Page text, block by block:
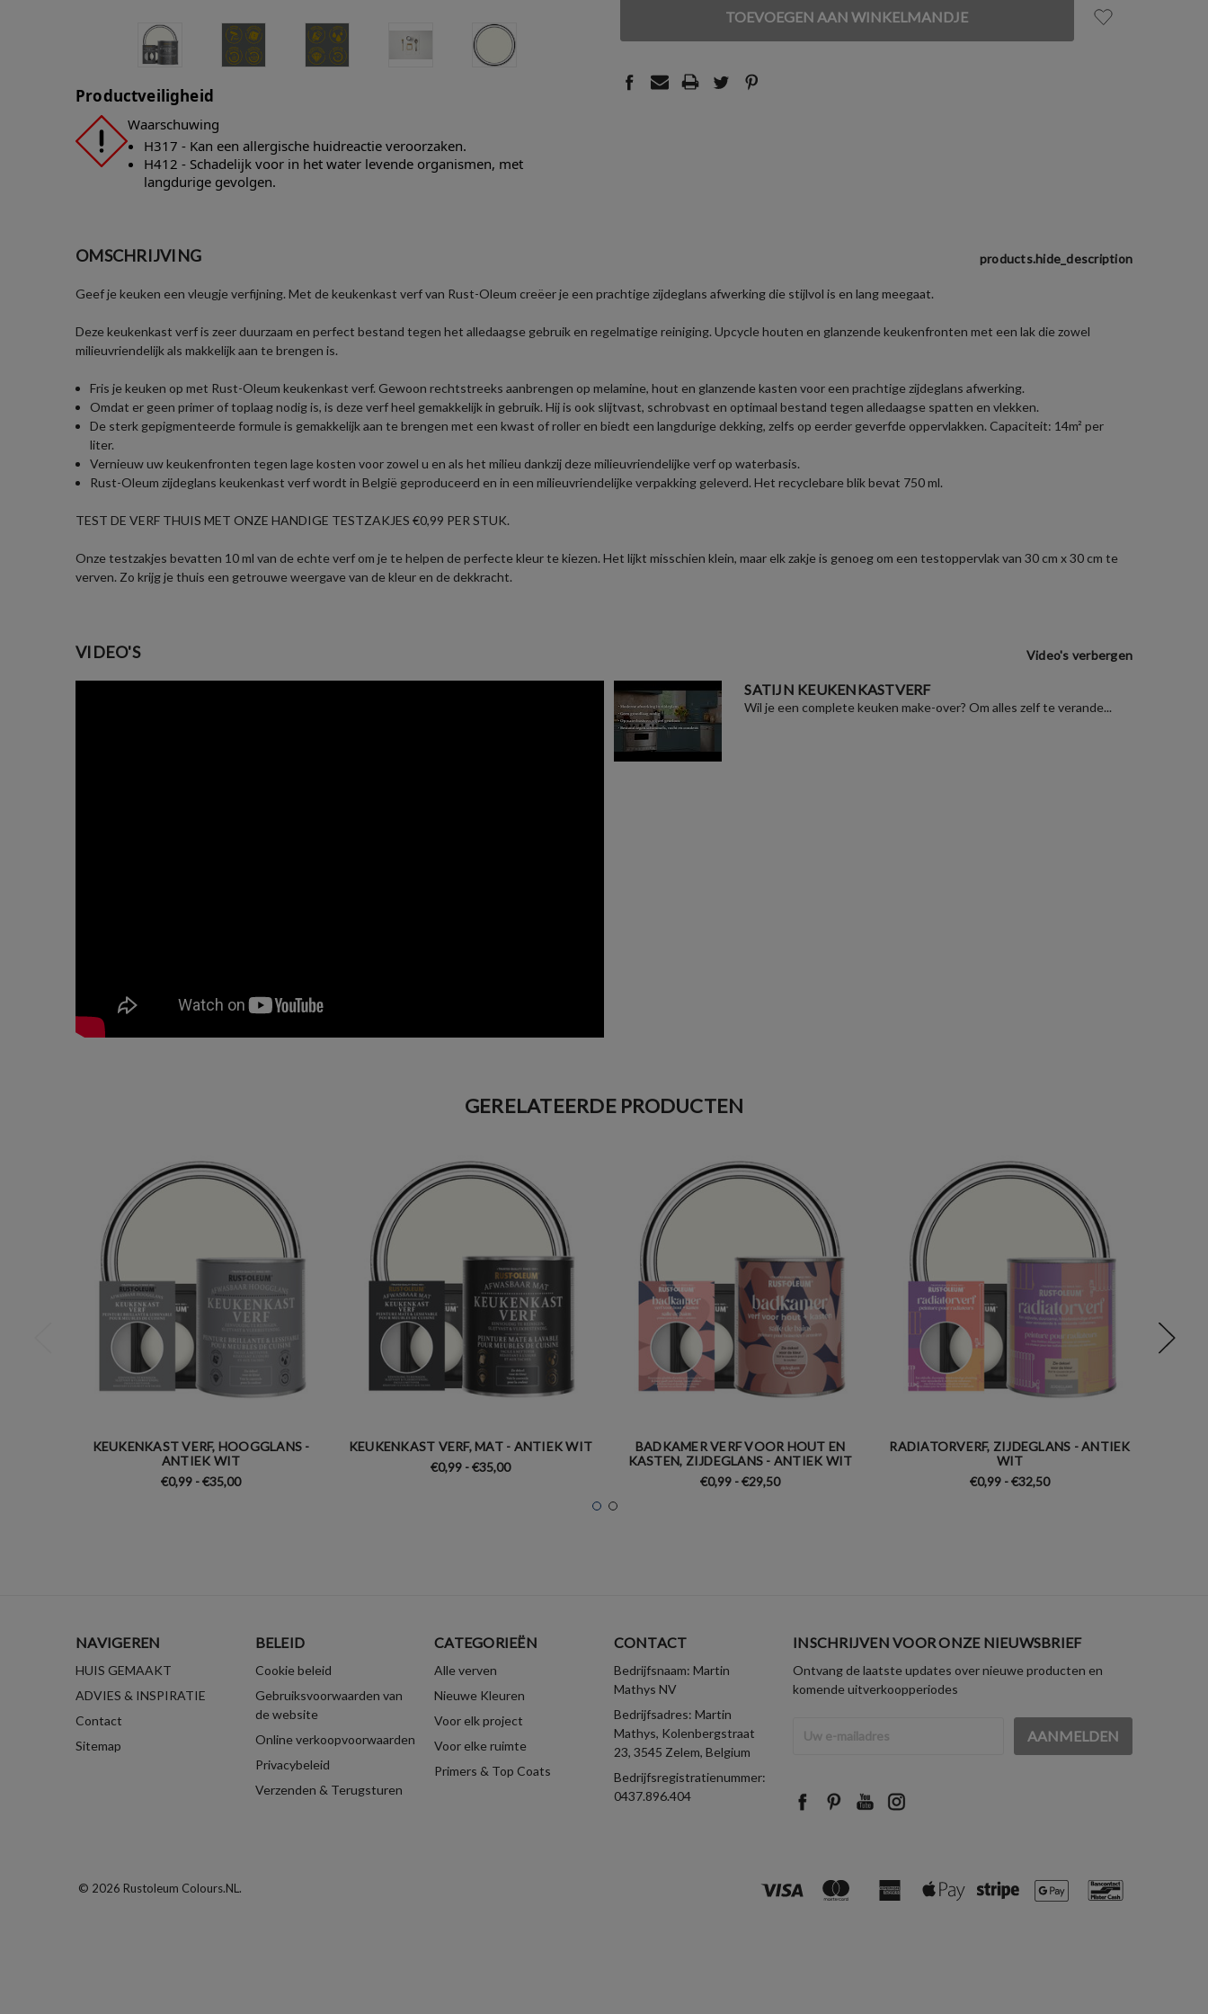
Productveiligheid
Waarschuwing
H317 - Kan een allergische huidreactie veroorzaken.
H412 - Schadelijk voor in het water levende organismen, met
langdurige gevolgen.
UNDEFINEDUNDEFINED
OMSCHRIJVING products.hide_description
Geef je keuken een vleugje verfijning. Met de keukenkast verf van Rust-Oleum creëer je een prachtige zijdeglans afwerking die stijlvol is en lang meegaat.
Deze keukenkast verf is zeer duurzaam en perfect bestand tegen het alledaagse gebruik en regelmatige reiniging. Upcycle houten en glanzende keukenfronten met een lak die zowel
milieuvriendelijk als makkelijk aan te brengen is.
Fris je keuken op met Rust-Oleum keukenkast verf. Gewoon rechtstreeks aanbrengen op melamine, hout en glanzende kasten voor een prachtige zijdeglans afwerking.
Omdat er geen primer of toplaag nodig is, is deze verf heel gemakkelijk in gebruik. Hij is ook slijtvast, schrobvast en optimaal bestand tegen alledaagse spatten en vlekken.
De sterk gepigmenteerde formule is gemakkelijk aan te brengen met een kwast of roller en biedt een langdurige dekking, zelfs op eerder geverfde oppervlakken. Capaciteit: 14m² per
liter.
Vernieuw uw keukenfronten tegen lage kosten voor zowel u en als het milieu dankzij deze milieuvriendelijke verf op waterbasis.
Rust-Oleum zijdeglans keukenkast verf wordt in België geproduceerd en in een milieuvriendelijke verpakking geleverd. Het recyclebare blik bevat 750 ml.
TEST DE VERF THUIS MET ONZE HANDIGE TESTZAKJES €0,99 PER STUK.
Onze testzakjes bevatten 10 ml van de echte verf om je te helpen de perfecte kleur te kiezen. Het lijkt misschien klein, maar elk zakje is genoeg om een testoppervlak van 30 cm x 30 cm te
verven. Zo krijg je thuis een getrouwe weergave van de kleur en de dekkracht.
VIDEO'S Video's verbergen
SATIJN KEUKENKASTVERF
Wil je een complete keuken make-over? Om alles zelf te verande...
GERELATEERDE PRODUCTEN
KEUKENKAST VERF, HOOGGLANS -
ANTIEK WIT
€0,99 - €35,00
KEUKENKAST VERF, MAT - ANTIEK WIT
€0,99 - €35,00
BADKAMER VERF VOOR HOUT EN
KASTEN, ZIJDEGLANS - ANTIEK WIT
€0,99 - €29,50
RADIATORVERF, ZIJDEGLANS - ANTIEK
WIT
€0,99 - €32,50
NAVIGEREN
HUIS GEMAAKT
ADVIES & INSPIRATIE
Contact
Sitemap
BELEID
Cookie beleid
Gebruiksvoorwaarden van
de website
Online verkoopvoorwaarden
Privacybeleid
Verzenden & Terugsturen
CATEGORIEËN
Alle verven
Nieuwe Kleuren
Voor elk project
Voor elke ruimte
Primers & Top Coats
CONTACT
Bedrijfsnaam: Martin
Mathys NV
Bedrijfsadres: Martin
Mathys, Kolenbergstraat
23, 3545 Zelem, Belgium
Bedrijfsregistratienummer:
0437.896.404
INSCHRIJVEN VOOR ONZE NIEUWSBRIEF
Ontvang de laatste updates over nieuwe producten en
komende uitverkoopperiodes
mailadres
© 2026 Rustoleum Colours.NL.